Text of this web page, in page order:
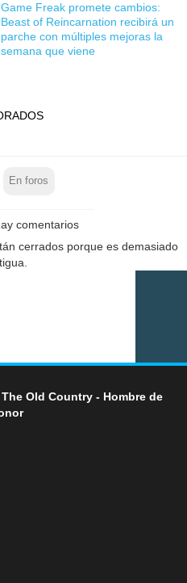
Game Freak promete cambios:
Beast of Reincarnation recibirá un
parche con múltiples mejoras la
semana que viene
En foros
comentarios
cerrados porque es demasiado
Old Country - Hombre de